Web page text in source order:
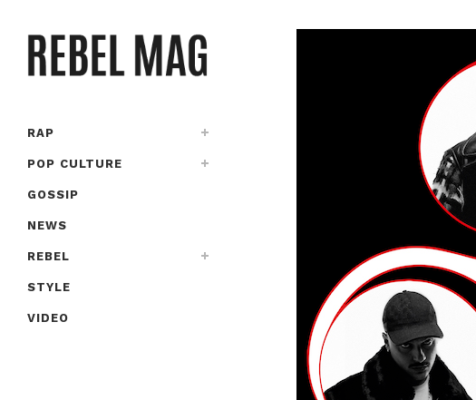
RAP
POP CULTURE
GOSSIP
NEWS
REBEL
STYLE
VIDEO